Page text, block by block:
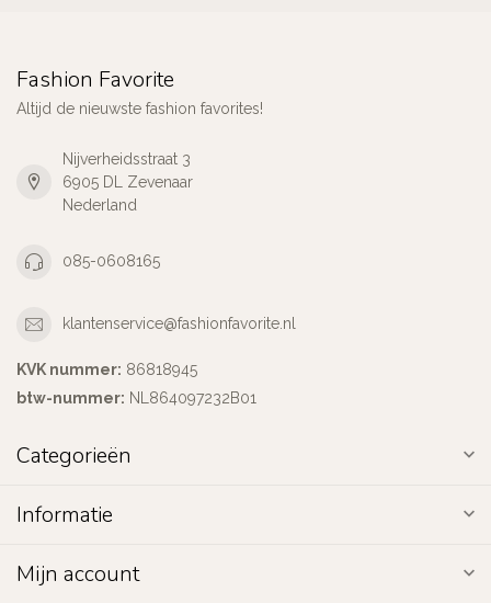
Fashion Favorite
Altijd de nieuwste fashion favorites!
Nijverheidsstraat 3
6905 DL Zevenaar
Nederland
085-0608165
klantenservice@fashionfavorite.nl
KVK nummer: 86818945
btw-nummer: NL864097232B01
Categorieën
Informatie
Mijn account